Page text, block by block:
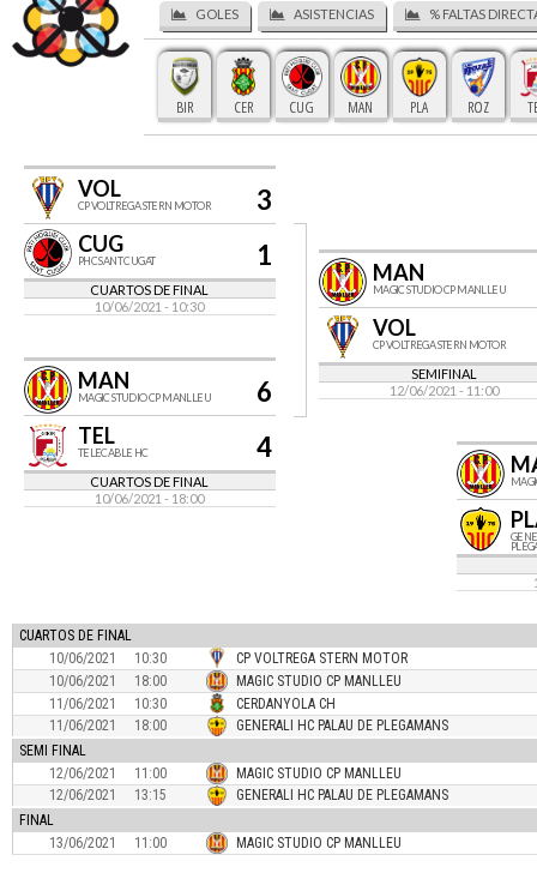
GOLES ASISTENCIAS % FALTAS
BIR CER CUG MAN PLA ROZ
VOL
CP VOLTREGA STERN MOTOR 3
CUG
PHC SANT CUGAT 1
CUARTOS DE FINAL
10/06/2021 - 10:30
MAN
MAGIC STUDIO CP MANLLEU 6
TEL
TELECABLE HC 4
CUARTOS DE FINAL
10/06/2021 - 18:00
MAN
MAGIC STUDIO CP MANLLEU
VOL
CP VOLTREGA STERN MOTOR
SEMIFINAL
12/06/2021 - 11:00
CUARTOS DE FINAL
10/06/2021
10:30
CP VOLTREGA STERN MOTOR
10/06/2021
18:00
MAGIC STUDIO CP MANLLEU
11/06/2021
10:30
CERDANYOLA CH
11/06/2021
18:00
GENERALI HC PALAU DE PLEGAMANS
SEMI FINAL
12/06/2021
11:00
MAGIC STUDIO CP MANLLEU
12/06/2021
13:15
GENERALI HC PALAU DE PLEGAMANS
FINAL
13/06/2021
11:00 MAGIC STUDIO CP MANLLEU